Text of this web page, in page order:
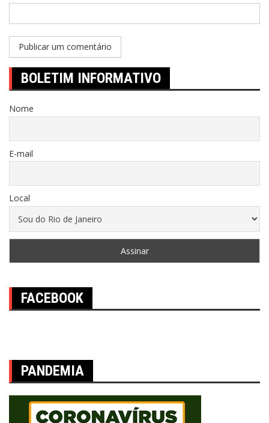
BOLETIM INFORMATIVO
Nome
E-mail
Local
FACEBOOK
PANDEMIA